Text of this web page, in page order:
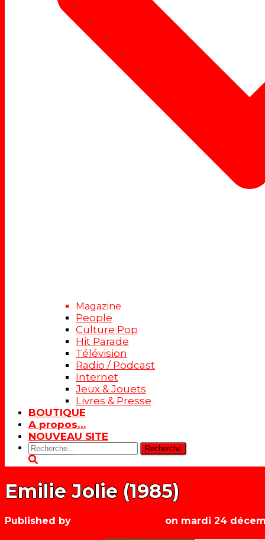
Magazine
People
Culture Pop
Hit Parade
Télévision
Radio / Podcast
Internet
Jeux & Jouets
Livres & Presse
BOUTIQUE
A propos…
NOUVEAU SITE
Rechercher:
Emilie Jolie (1985)
Published by on mardi 24